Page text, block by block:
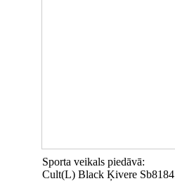
Sporta veikals piedāvā:
Cult(L) Black Ķivere Sb8184